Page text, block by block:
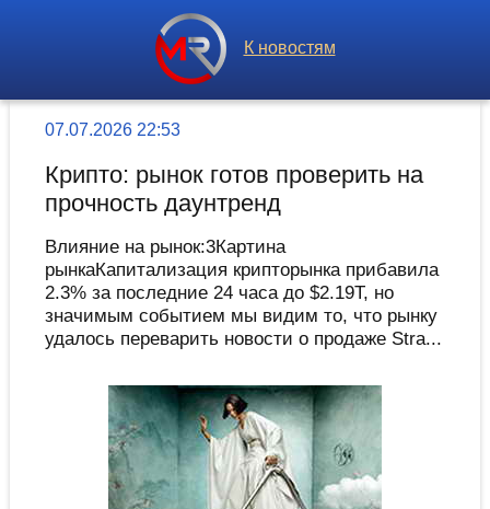
К новостям
07.07.2026 22:53
Крипто: рынок готов проверить на
прочность даунтренд
Влияние на рынок:3Картина
рынкаКапитализация крипторынка прибавила
2.3% за последние 24 часа до $2.19T, но
значимым событием мы видим то, что рынку
удалось переварить новости о продаже Stra...